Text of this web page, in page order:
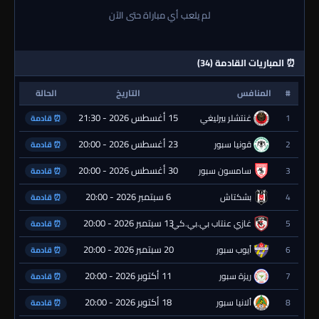
لم يلعب أي مباراة حتى الآن
⏰ المباريات القادمة (34)
# المنافس التاريخ
الحالة
1
غنتشلر بيرليغي 15 أغسطس 2026 - 21:30 ⏰ قادمة
2 قونيا سبور 23 أغسطس 2026 - 20:00 ⏰ قادمة
3 سامسون سبور 30 أغسطس 2026 - 20:00 ⏰ قادمة
4 بشكتاش 6 سبتمبر 2026 - 20:00 ⏰ قادمة
5 غازي عنتاب بي.بي.كي.13 سبتمبر 2026 - 20:00 ⏰ قادمة
6 أيوب سبور 20 سبتمبر 2026 - 20:00 ⏰ قادمة
7 ريزة سبور 11 أكتوبر 2026 - 20:00 ⏰ قادمة
8 ألانيا سبور 18 أكتوبر 2026 - 20:00 ⏰ قادمة